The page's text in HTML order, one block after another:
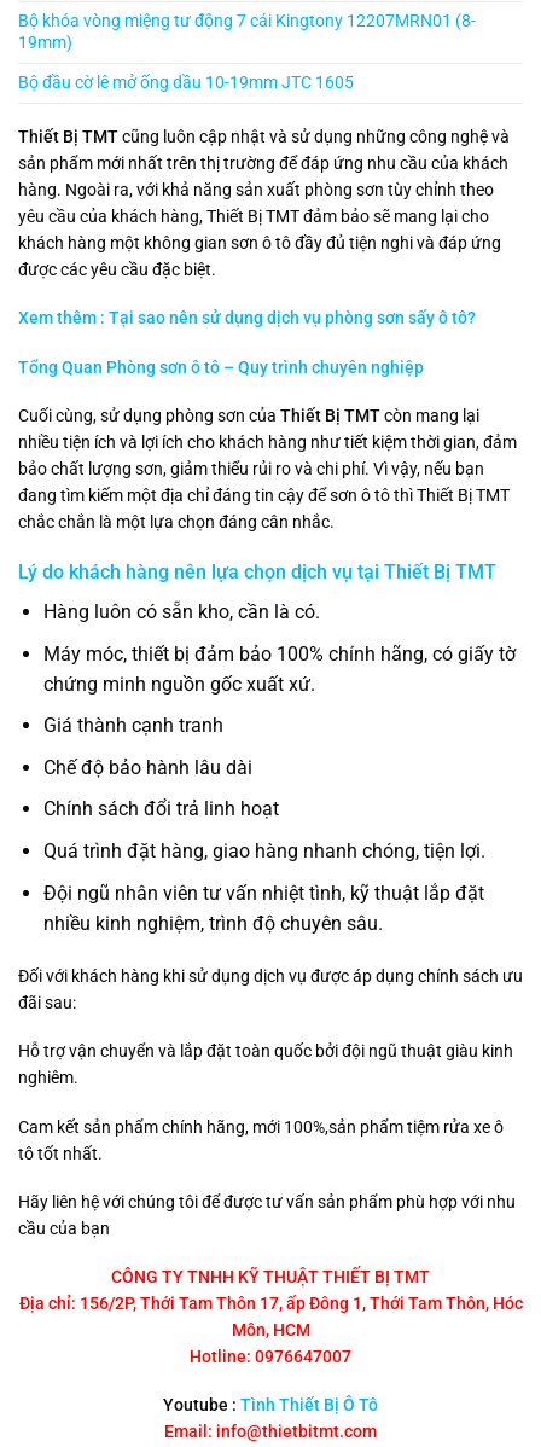
Bộ khóa vòng miệng tư động 7 cái Kingtony 12207MRN01 (8-
19mm)
Bộ đầu cờ lê mở ống dầu 10-19mm JTC 1605
Thiết Bị TMTcũng luôn cập nhật và sử dụng những công nghệ và
sản phẩm mới nhất trên thị trường để đáp ứng nhu cầu của khách
hàng. Ngoài ra, với khả năng sản xuất phòng sơn tùy chỉnh theo
yêu cầu của khách hàng, Thiết Bị TMT đảm bảo sẽ mang lại cho
khách hàng một không gian sơn ô tô đầy đủ tiện nghi và đáp ứng
được các yêu cầu đặc biệt.
Xem thêm : Tại sao nên sử dụng dịch vụ phòng sơn sấy ô tô?
Tổng Quan Phòng sơn ô tô – Quy trình chuyên nghiệp
Cuối cùng, sử dụng phòng sơn của Thiết Bị TMTcòn mang lại
nhiều tiện ích và lợi ích cho khách hàng như tiết kiệm thời gian, đảm
bảo chất lượng sơn, giảm thiểu rủi ro và chi phí. Vì vậy, nếu bạn
đang tìm kiếm một địa chỉ đáng tin cậy để sơn ô tô thì Thiết Bị TMT
chắc chắn là một lựa chọn đáng cân nhắc.
Lý do khách hàng nên lựa chọn dịch vụ tại Thiết Bị TMT
Hàng luôn có sẵn kho, cần là có.
Máy móc, thiết bị đảm bảo 100% chính hãng, có giấy tờ
chứng minh nguồn gốc xuất xứ.
Giá thành cạnh tranh
Chế độ bảo hành lâu dài
Chính sách đổi trả linh hoạt
Quá trình đặt hàng, giao hàng nhanh chóng, tiện lợi.
Đội ngũ nhân viên tư vấn nhiệt tình, kỹ thuật lắp đặt
nhiều kinh nghiệm, trình độ chuyên sâu.
Đối với khách hàng khi sử dụng dịch vụ được áp dụng chính sách ưu
đãi sau:
Hỗ trợ vận chuyển và lắp đặt toàn quốc bởi đội ngũ thuật giàu kinh
nghiêm.
Cam kết sản phẩm chính hãng, mới 100%,sản phẩm tiệm rửa xe ô
tô tốt nhất.
Hãy liên hệ với chúng tôi để được tư vấn sản phẩm phù hợp với nhu
cầu của bạn
CÔNG TY TNHH KỸ THUẬT THIẾT BỊ TMT
Địa chỉ: 156/2P, Thới Tam Thôn 17, ấp Đông 1, Thới Tam Thôn, Hóc
Môn, HCM
Hotline: 0976647007
Youtube : Tình Thiết Bị Ô Tô
Email: info@thietbitmt.com